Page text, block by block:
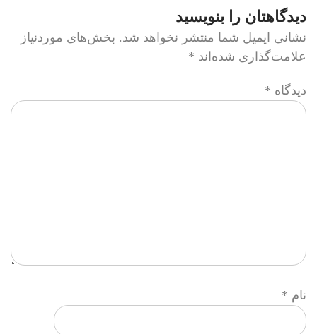
دیدگاهتان را بنویسید
نشانی ایمیل شما منتشر نخواهد شد. بخش‌های موردنیاز
علامت‌گذاری شده‌اند *
دیدگاه *
نام *